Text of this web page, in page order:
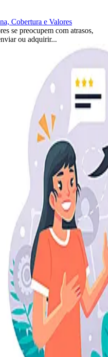
Cobertura e Valores
se preocupem com atrasos,
ou adquirir...